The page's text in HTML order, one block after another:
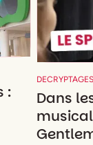
:
Dans